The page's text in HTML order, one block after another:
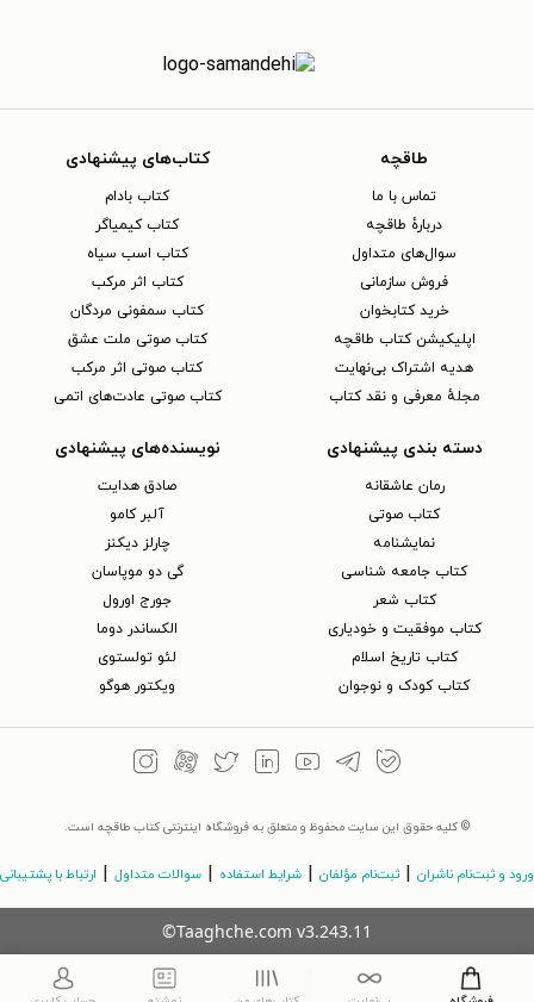
طاقچه
تماس با ما
دربارهٔ طاقچه
سوال‌های متداول
فروش سازمانی
خرید کتابخوان
اپلیکیشن کتاب طاقچه
هدیه اشتراک بی‌نهایت
مجلهٔ معرفی و نقد کتاب
کتاب‌های پیشنهادی
کتاب بادام
کتاب کیمیاگر
کتاب اسب سیاه
کتاب اثر مرکب
کتاب سمفونی مردگان
کتاب صوتی ملت عشق
کتاب صوتی اثر مرکب
کتاب صوتی عادت‌های اتمی
دسته بندی پیشنهادی
رمان عاشقانه
کتاب‌ صوتی
نمایشنامه
کتاب جامعه شناسی
کتاب شعر
کتاب موفقیت و خودیاری
کتاب تاریخ اسلام
کتاب کودک و نوجوان
نویسنده‌های پیشنهادی
صادق هدایت
آلبر کامو
چارلز دیکنز
گی دو موپاسان
جورج اورول
الکساندر دوما
لئو تولستوی
ویکتور هوگو
© کلیه حقوق این سایت محفوظ و متعلق به فروشگاه اینترنتی کتاب طاقچه است.
ورود و ثبت‌نام ناشران ثبت‌نام مؤلفان شرایط استفاده سوالات متداول ارتباط با پشتیبانی
©Taaghche.com v3.243.11